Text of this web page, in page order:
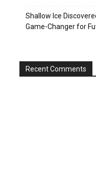
Shallow Ice
Game-Changer for
Recent Comments